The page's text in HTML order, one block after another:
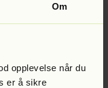
Om
opplevelse når du
er å sikre